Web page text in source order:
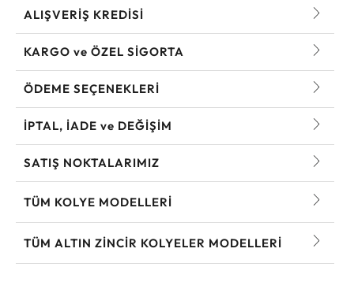
ALIŞVERİŞ KREDİSİ
KARGO ve ÖZEL SİGORTA
ÖDEME SEÇENEKLERİ
İPTAL, İADE ve DEĞİŞİM
SATIŞ NOKTALARIMIZ
TÜM KOLYE MODELLERI
TÜM ALTIN ZINCIR KOLYELER MODELLERI